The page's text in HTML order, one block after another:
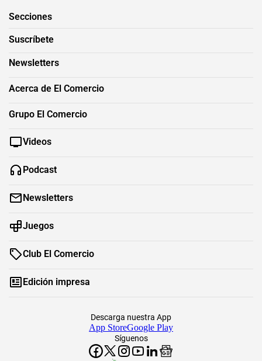
Secciones
Suscríbete
Newsletters
Acerca de El Comercio
Grupo El Comercio
Videos
Podcast
Newsletters
Juegos
Club El Comercio
Edición impresa
Síguenos
Descarga nuestra App
App StoreGoogle Play